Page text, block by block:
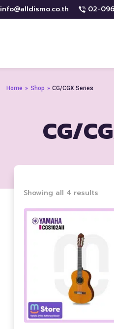
info@alldismo.co.th 02-
Home » Shop » CG/CGX Series
CG/
Showing all 4 results